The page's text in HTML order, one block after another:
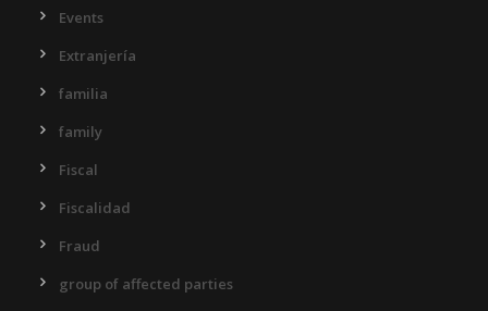
Events
Extranjería
familia
family
Fiscal
Fiscalidad
Fraud
group of affected parties